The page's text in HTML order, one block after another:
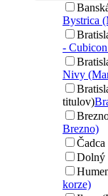
Bystrica
-
Nivy
titulov)
Brezno)
Dolný
korze)